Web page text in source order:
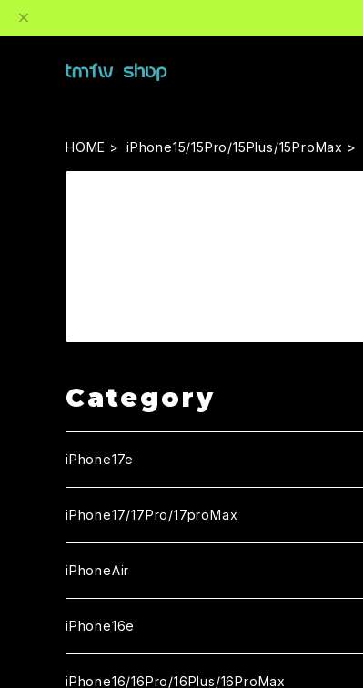
HOME iPhone15/15Pro/15Plus/15ProMax
Category
iPhone17e
ガラスフィルム
セラミックフィルム
カメラ用フィルム
iPhone17/17Pro/17proMax
iPhone17
ガラスフィルム
セラミックフィルム
iPhone17Pro
ガラスフィルム
iPhone17proMax
iPhoneAir
ガラスフィルム
セラミックフィルム
iPhone16e
ガラスフィルム
iPhone16/16Pro/16Plus/16ProMax